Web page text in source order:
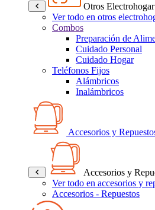
Otros Electrohogar
Ver todo en otros
Combos
Preparación de
Cuidado Personal
Cuidado Hogar
Teléfonos Fijos
Alámbricos
Inalámbricos
Accesorios y
Accesorios y
Ver todo en accesorios y
Accesorios - Repuestos